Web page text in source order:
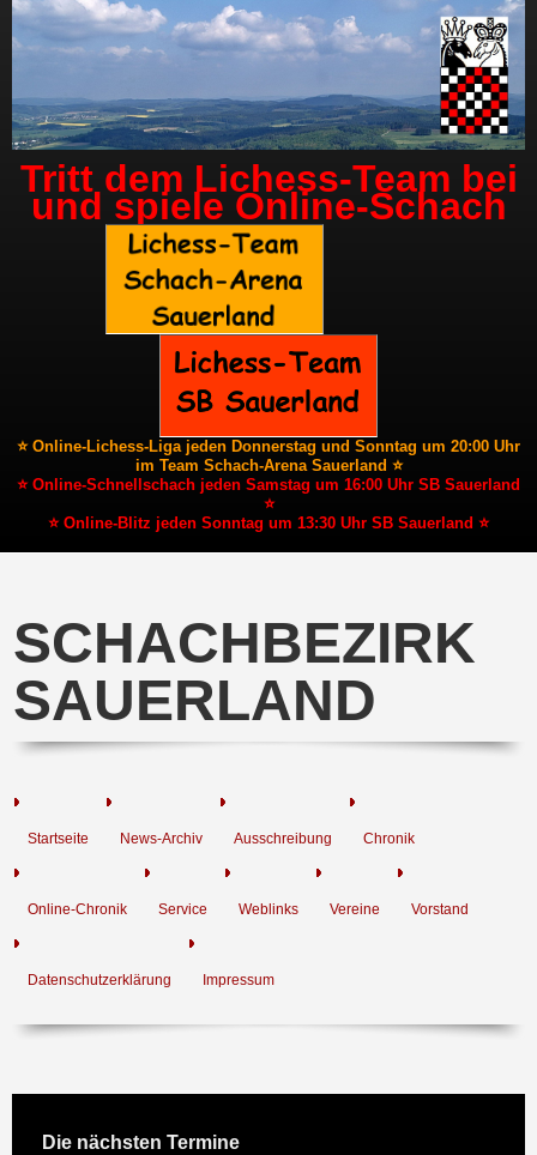
Tritt dem Lichess-Team bei
und spiele Online-Schach
⭐ Online-Lichess-Liga jeden Donnerstag und Sonntag um 20:00 Uhr
im Team Schach-Arena Sauerland ⭐
⭐ Online-Schnellschach jeden Samstag um 16:00 Uhr SB Sauerland
⭐
⭐ Online-Blitz jeden Sonntag um 13:30 Uhr SB Sauerland ⭐
SCHACHBEZIRK
SAUERLAND
Startseite News-Archiv Ausschreibung Chronik
Online-Chronik Service Weblinks Vereine Vorstand
Datenschutzerklärung Impressum
Die nächsten Termine